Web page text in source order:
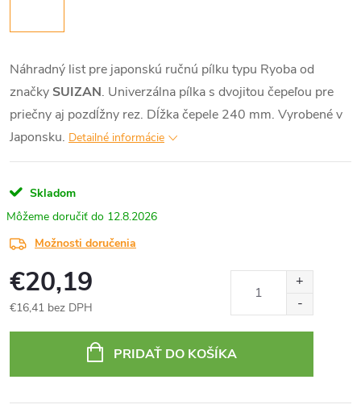
Náhradný list pre japonskú ručnú pílku typu Ryoba od
značky SUIZAN. Univerzálna pílka s dvojitou čepeľou pre
priečny aj pozdĺžny rez. Dĺžka čepele 240 mm. Vyrobené v
Japonsku. Detailné informácie
Skladom
12.8.2026
Možnosti doručenia
€20,19
€16,41 bez DPH
PRIDAŤ DO KOŠÍKA